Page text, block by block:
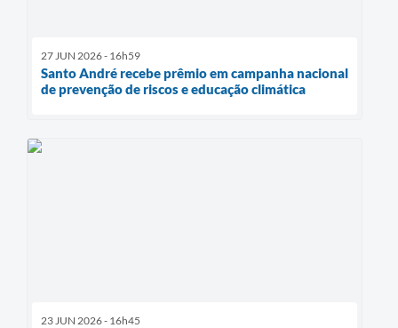
27 JUN 2026 - 16h59
Santo André recebe prêmio em campanha nacional
de prevenção de riscos e educação climática
23 JUN 2026 - 16h45